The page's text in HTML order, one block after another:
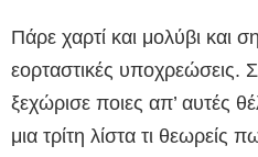
Πάρε χαρτί και μολύβι και
εορταστικές υποχρεώσεις.
ξεχώρισε ποιες απ’ αυτές
μια τρίτη λίστα τι θεωρείς